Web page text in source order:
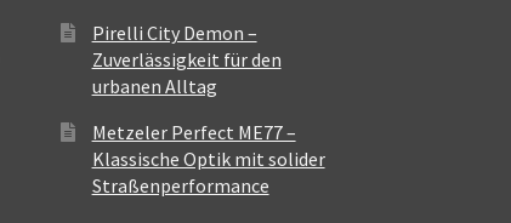
Pirelli City Demon –
Zuverlässigkeit für den
urbanen Alltag
Metzeler Perfect ME77 –
Klassische Optik mit solider
Straßenperformance